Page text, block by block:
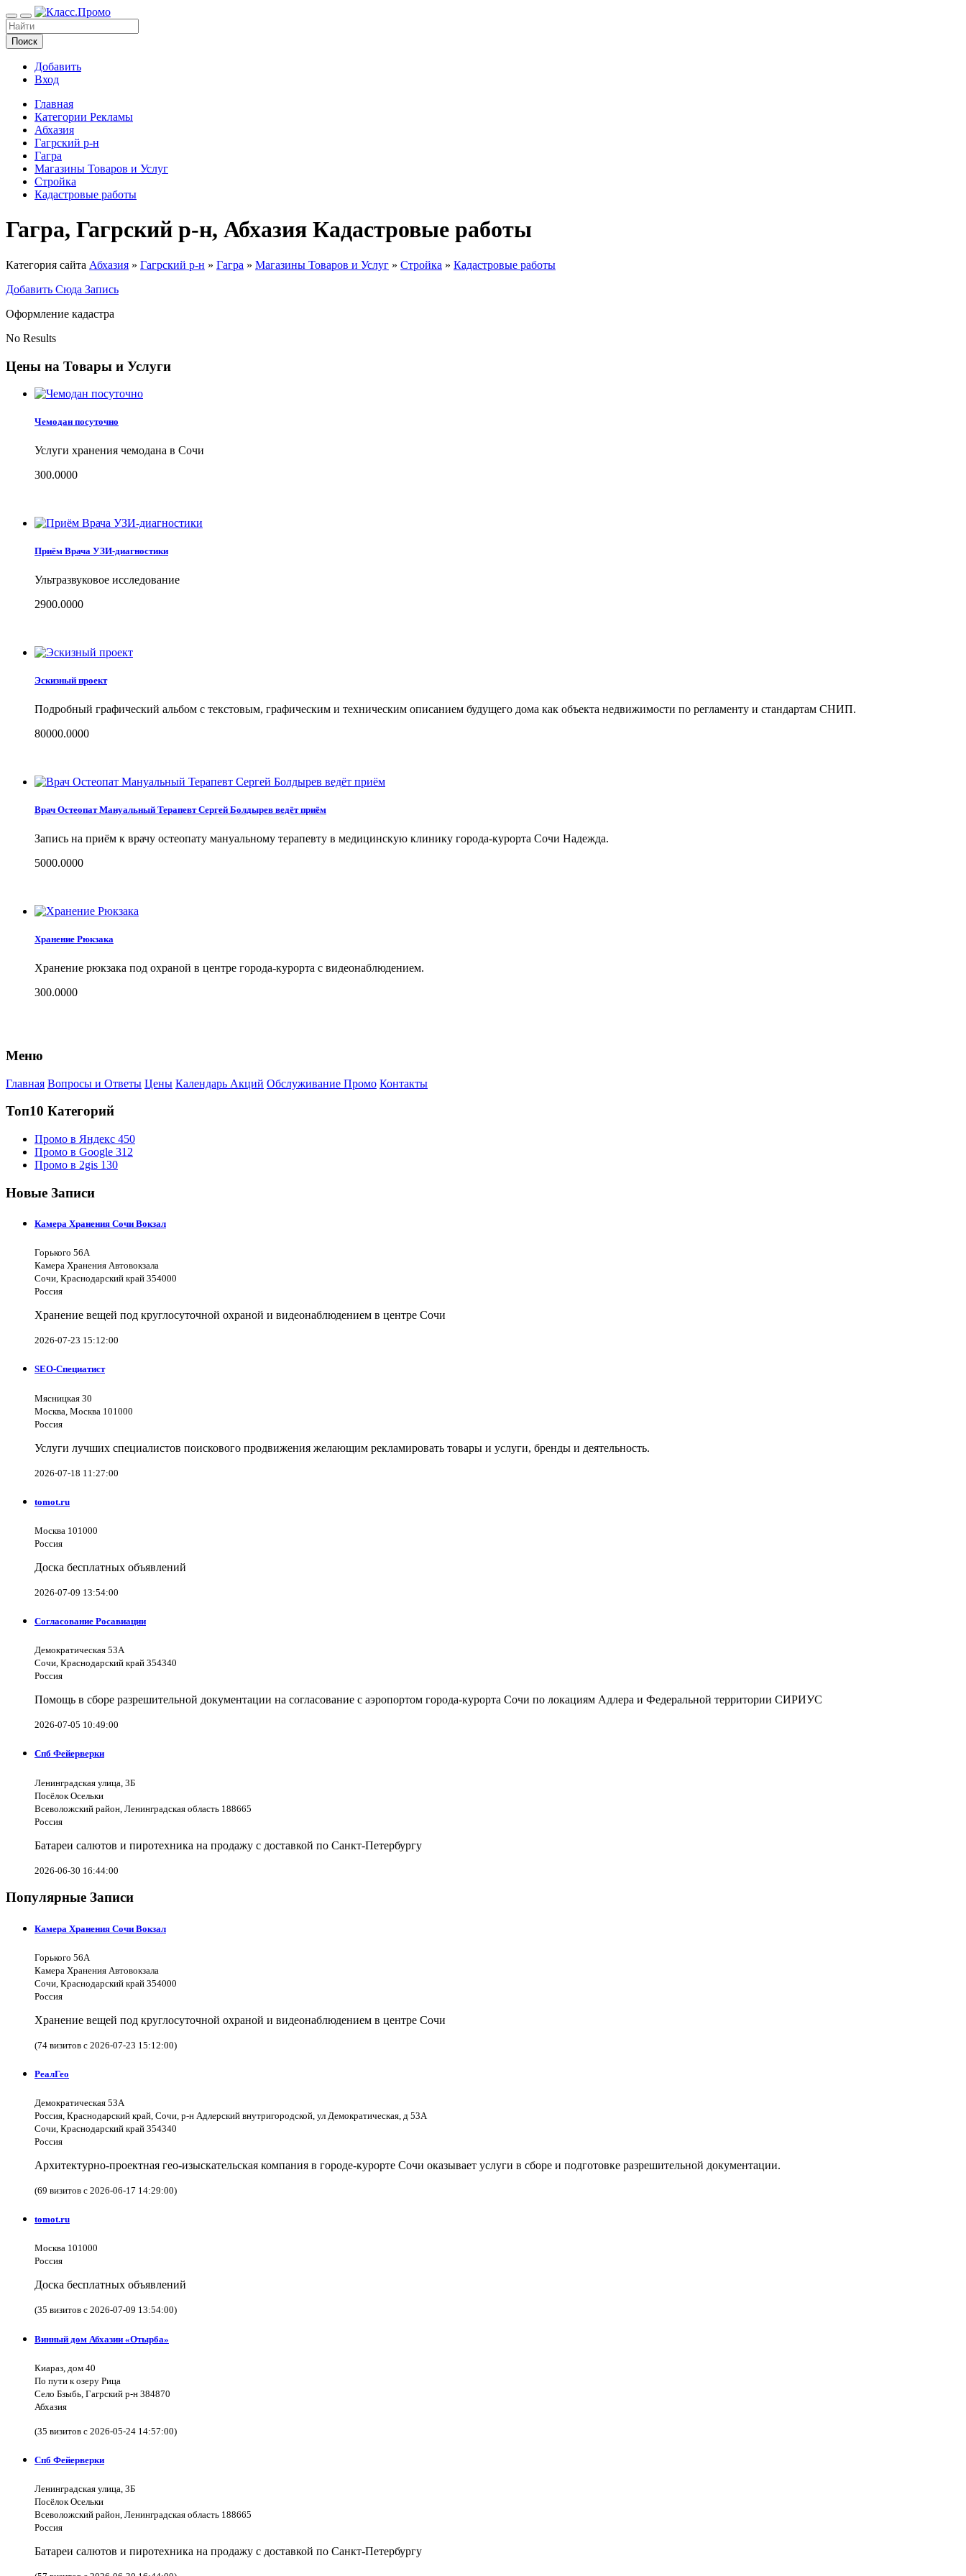
Поиск
Добавить
Вход
Главная
Категории Рекламы
Абхазия
Гагрский р-н
Гагра
Магазины Товаров и Услуг
Стройка
Кадастровые работы
Гагра, Гагрский р-н, Абхазия Кадастровые работы
Категория сайта Абхазия » Гагрский р-н » Гагра » Магазины Товаров и Услуг » Стройка » Кадастровые работы
Добавить Сюда Запись
Оформление кадастра
No Results
Цены на Товары и Услуги
Чемодан посуточно
Услуги хранения чемодана в Сочи
300.0000
Приём Врача УЗИ-диагностики
Ультразвуковое исследование
2900.0000
Эскизный проект
Подробный графический альбом с текстовым, графическим и техническим описанием будущего дома как объекта недвижимости по регламенту и стандартам СНИП.
80000.0000
Врач Остеопат Мануальный Терапевт Сергей Болдырев ведёт приём
Запись на приём к врачу остеопату мануальному терапевту в медицинскую клинику города-курорта Сочи Надежда.
5000.0000
Хранение Рюкзака
Хранение рюкзака под охраной в центре города-курорта с видеонаблюдением.
300.0000
Меню
Главная Вопросы и Ответы Цены Календарь Акций Обслуживание Промо Контакты
Топ10 Категорий
Промо в Яндекс 450
Промо в Google 312
Промо в 2gis 130
Новые Записи
Камера Хранения Сочи Вокзал
Горького 56А
Камера Хранения Автовокзала
Сочи, Краснодарский край 354000
Россия
Хранение вещей под круглосуточной охраной и видеонаблюдением в центре Сочи
2026-07-23 15:12:00
SEO-Специатист
Мясницкая 30
Москва, Москва 101000
Россия
Услуги лучших специалистов поискового продвижения желающим рекламировать товары и услуги, бренды и деятельность.
2026-07-18 11:27:00
tomot.ru
Москва 101000
Россия
Доска бесплатных объявлений
2026-07-09 13:54:00
Согласование Росавиации
Демократическая 53А
Сочи, Краснодарский край 354340
Россия
Помощь в сборе разрешительной документации на согласование с аэропортом города-курорта Сочи по локациям Адлера и Федеральной территории СИРИУС
2026-07-05 10:49:00
Спб Фейерверки
Ленинградская улица, 3Б
Посёлок Осельки
Всеволожский район, Ленинградская область 188665
Россия
Батареи салютов и пиротехника на продажу с доставкой по Санкт-Петербургу
2026-06-30 16:44:00
Популярные Записи
Камера Хранения Сочи Вокзал
Горького 56А
Камера Хранения Автовокзала
Сочи, Краснодарский край 354000
Россия
Хранение вещей под круглосуточной охраной и видеонаблюдением в центре Сочи
(74 визитов с 2026-07-23 15:12:00)
РеалГео
Демократическая 53А
Россия, Краснодарский край, Сочи, р-н Адлерский внутригородской, ул Демократическая, д 53А
Сочи, Краснодарский край 354340
Россия
Архитектурно-проектная гео-изыскательская компания в городе-курорте Сочи оказывает услуги в сборе и подготовке разрешительной документации.
(69 визитов с 2026-06-17 14:29:00)
tomot.ru
Москва 101000
Россия
Доска бесплатных объявлений
(35 визитов с 2026-07-09 13:54:00)
Винный дом Абхазии «Отырба»
Киараз, дом 40
По пути к озеру Рица
Село Бзыбь, Гагрский р-н 384870
Абхазия
(35 визитов с 2026-05-24 14:57:00)
Спб Фейерверки
Ленинградская улица, 3Б
Посёлок Осельки
Всеволожский район, Ленинградская область 188665
Россия
Батареи салютов и пиротехника на продажу с доставкой по Санкт-Петербургу